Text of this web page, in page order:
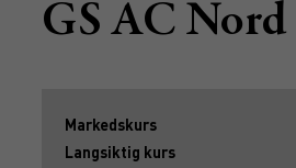
GS AC
Markedskurs
Langsiktig kurs